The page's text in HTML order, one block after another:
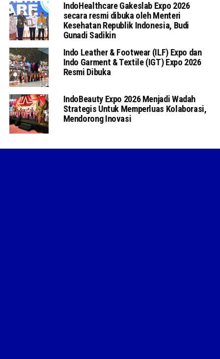
IndoHealthcare Gakeslab Expo 2026
secara resmi dibuka oleh Menteri
Kesehatan Republik Indonesia, Budi
Gunadi Sadikin
Indo Leather & Footwear (ILF) Expo dan
Indo Garment & Textile (IGT) Expo 2026
Resmi Dibuka
IndoBeauty Expo 2026 Menjadi Wadah
Strategis Untuk Memperluas Kolaborasi,
Mendorong Inovasi